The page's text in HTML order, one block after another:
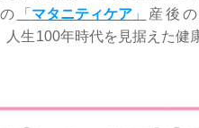
「 マタニティケア」
産後
生100年時代を見据えた健